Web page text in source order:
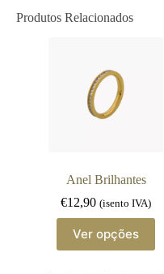
Produtos Relacionados
Anel Brilhantes
€12,90 (isento IVA)
Ver opções
product
has